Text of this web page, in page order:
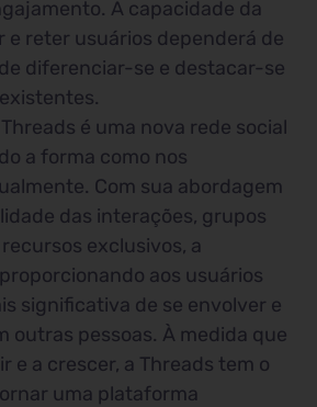
A capacidade da
e reter usuários dependerá de
diferenciar-se e destacar-se
é uma nova rede social
a forma como nos
Com sua abordagem
das interações, grupos
exclusivos, a
aos usuários
significativa de se envolver e
outras pessoas. À medida que
e a crescer, a Threads tem o
uma plataforma